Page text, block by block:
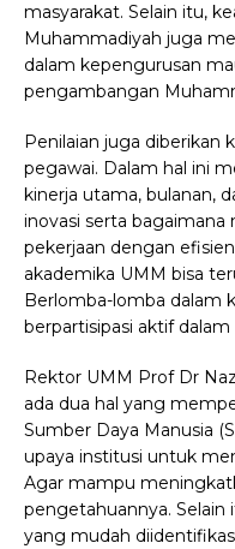
masyarakat. Selain itu,
Muhammadiyah juga
dalam kepengurusan
pengambangan
Penilaian juga diberikan
pegawai. Dalam hal ini
kinerja utama, bulanan,
inovasi serta bagaimana
pekerjaan dengan
akademika UMM bisa
Berlomba-lomba dalam
berpartisipasi aktif
Rektor UMM Prof Dr
ada dua hal yang
Sumber Daya Manusia
upaya institusi untuk
Agar mampu
pengetahuannya. Selain
yang mudah